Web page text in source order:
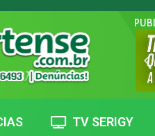
TV SERIGY